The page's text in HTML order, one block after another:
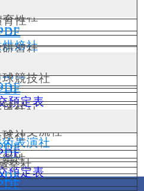
藝性
技社
研習社
烘焙社
創社
育性
預定表
表演社
研習社
元交流社
預定表
競技社
樂性
球社
球社
拳社